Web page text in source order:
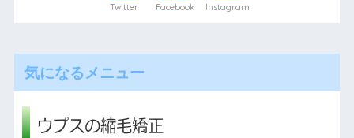
Twitter Facebook Instagram
気になるメニュー